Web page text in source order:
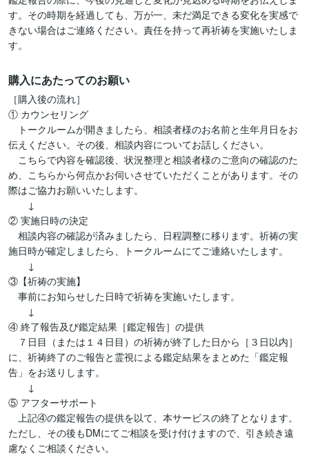
す。その時期を経過しても、万が一、未だ満足できる変化を実感で
きない場合はご連絡ください。責任を持って再祈祷を実施いたしま
す。
購入にあたってのお願い
［購入後の流れ］
① カウンセリング
トークルームが開きましたら、相談者様のお名前と生年月日をお
伝えください。その後、相談内容についてお話しください。
こちらで内容を確認後、状況整理と相談者様のご意向の確認のた
め、こちらから何点かお伺いさせていただくことがあります。その
際はご協力お願いいたします。
↓
② 実施日時の決定
相談内容の確認が済みましたら、日程調整に移ります。祈祷の実
施日時が確定しましたら、トークルームにてご連絡いたします。
↓
③【祈祷の実施】
事前にお知らせした日時で祈祷を実施いたします。
↓
④ 終了報告及び鑑定結果［鑑定報告］の提供
７日目（または１４日目）の祈祷が終了した日から［３日以内］
に、祈祷終了のご報告と霊視による鑑定結果をまとめた「鑑定報
告」をお送りします。
↓
⑤ アフターサポート
上記④の鑑定報告の提供を以て、本サービスの終了となります。
ただし、その後もDMにてご相談を受け付けますので、引き続き遠
慮なくご相談ください。